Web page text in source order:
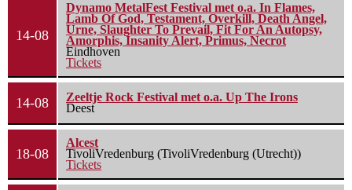
14-08
Dynamo MetalFest Festival met o.a. In Flames,
Lamb Of God, Testament, Overkill, Death Angel,
Urne, Slaughter To Prevail, Fit For An Autopsy,
Amorphis, Insanity Alert, Primus, Necrot
Eindhoven
Tickets
14-08
Zeeltje Rock Festival met o.a. Up The Irons
Deest
18-08
Alcest
TivoliVredenburg (TivoliVredenburg (Utrecht))
Tickets